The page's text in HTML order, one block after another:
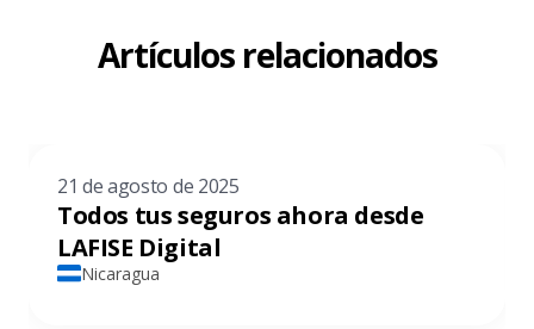
Artículos relacionados
21 de agosto de 2025
Todos tus seguros ahora desde
LAFISE Digital
Nicaragua